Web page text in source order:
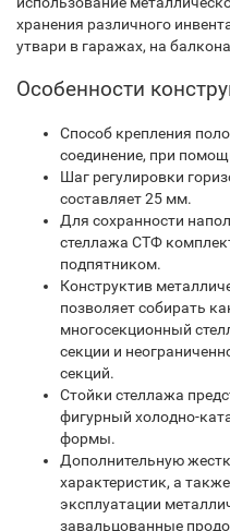
хранения различного
утвари в гаражах, на
Особенности
Способ крепления
соединение, при
Шаг регулировки
составляет 25 мм.
Для сохранности
стеллажа СТФ
подпятником.
Конструктив
позволяет собирать
многосекционный
секции и
секций.
Стойки стеллажа
фигурный холодно-
формы.
Дополнительную
характеристик, а
эксплуатации
завальцованные